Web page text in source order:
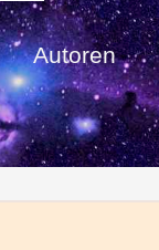
Autoren